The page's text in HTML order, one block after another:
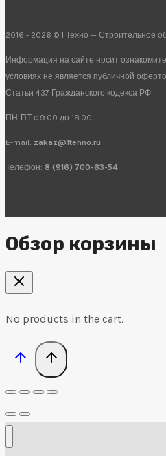
2016 - 2026 © 1 Техно — Строительное
Информация на сайте носит
условиях не является публичной
Статьи 437 Гражданского кодекса РФ
ПН-ПТ с 9.00 до 18.00
E-mail: zakaz@1tehno.ru
Телефон: 8 (916) 700-63-54
Обзор корзины
No products in the cart.